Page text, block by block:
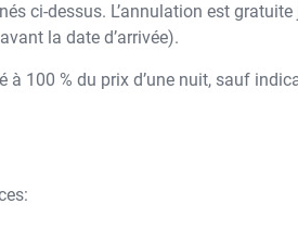
ci-dessus. L’annulation est gratuite
la date d’arrivée).
à 100 % du prix d’une nuit, sauf